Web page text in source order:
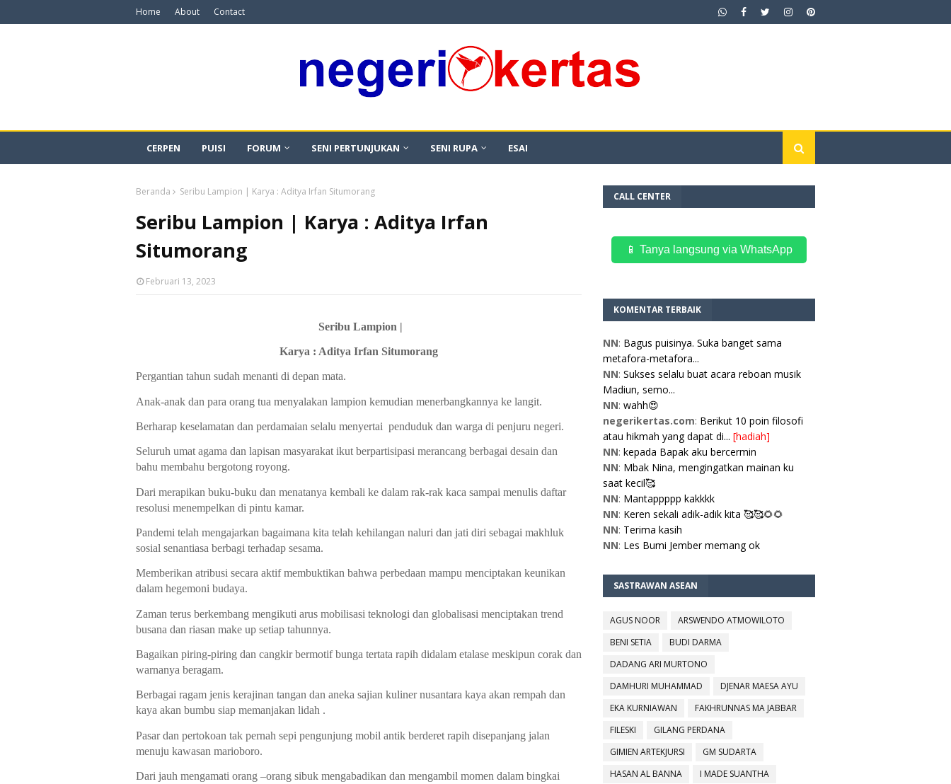
Home About Contact
CERPEN PUISI FORUM SENI PERTUNJUKAN SENI RUPA ESAI
Beranda Seribu Lampion | Karya : Aditya Irfan Situmorang
Seribu Lampion | Karya : Aditya Irfan
Situmorang
Februari 13, 2023
Seribu Lampion |
Karya : Aditya Irfan Situmorang
Pergantian tahun sudah menanti di depan mata.
Anak-anak dan para orang tua menyalakan lampion kemudian menerbangkannya ke langit.
Berharap keselamatan dan perdamaian selalu menyertai  penduduk dan warga di penjuru negeri.
Seluruh umat agama dan lapisan masyarakat ikut berpartisipasi merancang berbagai desain dan
bahu membahu bergotong royong.
Dari merapikan buku-buku dan menatanya kembali ke dalam rak-rak kaca sampai menulis daftar
resolusi menempelkan di pintu kamar.
Pandemi telah mengajarkan bagaimana kita telah kehilangan naluri dan jati diri sebagai makhluk
sosial senantiasa berbagi terhadap sesama.
Memberikan atribusi secara aktif membuktikan bahwa perbedaan mampu menciptakan keunikan
dalam hegemoni budaya.
Zaman terus berkembang mengikuti arus mobilisasi teknologi dan globalisasi menciptakan trend
busana dan riasan make up setiap tahunnya.
Bagaikan piring-piring dan cangkir bermotif bunga tertata rapih didalam etalase meskipun corak dan
warnanya beragam.
Berbagai ragam jenis kerajinan tangan dan aneka sajian kuliner nusantara kaya akan rempah dan
kaya akan bumbu siap memanjakan lidah .
Pasar dan pertokoan tak pernah sepi pengunjung mobil antik berderet rapih disepanjang jalan
menuju kawasan marioboro.
Dari jauh mengamati orang –orang sibuk mengabadikan dan mengambil momen dalam bingkai
CALL CENTER
📱 Tanya langsung via WhatsApp
KOMENTAR TERBAIK
NN: Bagus puisinya. Suka banget sama
metafora-metafora...
NN: Sukses selalu buat acara reboan musik
Madiun, semo...
NN: wahh😍
negerikertas.com: Berikut 10 poin filosofi
atau hikmah yang dapat di... [hadiah]
NN: kepada Bapak aku bercermin
NN: Mbak Nina, mengingatkan mainan ku
saat kecil🥰
NN: Mantappppp kakkkk
NN: Keren sekali adik-adik kita 🥰🥰🌻🌻
NN: Terima kasih
NN: Les Bumi Jember memang ok
SASTRAWAN ASEAN
AGUS NOOR
ARSWENDO ATMOWILOTO
BENI SETIA
BUDI DARMA
DADANG ARI MURTONO
DAMHURI MUHAMMAD
DJENAR MAESA AYU
EKA KURNIAWAN
FAKHRUNNAS MA JABBAR
FILESKI
GILANG PERDANA
GIMIEN ARTEKJURSI
GM SUDARTA
HASAN AL BANNA
I MADE SUANTHA